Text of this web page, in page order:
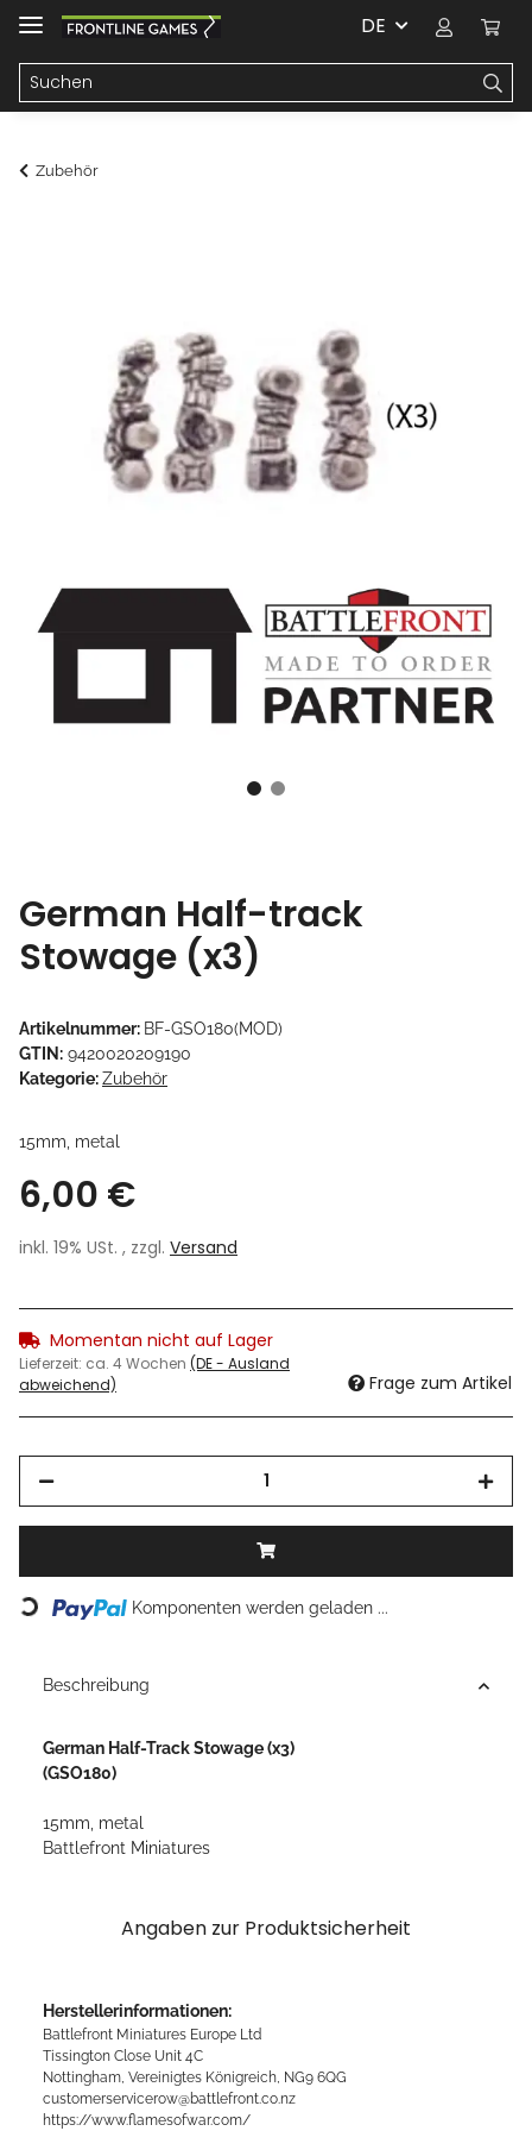
DE
Zubehör
German Half-track
Stowage (x3)
Artikelnummer: BF-GSO180(MOD)
GTIN: 9420020209190
Kategorie:Zubehör
15mm, metal
6,00 €
inkl. 19% USt. , zzgl. Versand
Momentan nicht auf Lager
Lieferzeit: ca. 4 Wochen (DE - Ausland
abweichend)
Frage zum Artikel
Loading... Komponenten werden geladen ...
Beschreibung
German Half-Track Stowage (x3)
(GSO180)
15mm, metal
Battlefront Miniatures
Angaben zur Produktsicherheit
Herstellerinformationen:
Battlefront Miniatures Europe Ltd
Tissington Close Unit 4C
Nottingham, Vereinigtes Königreich, NG9 6QG
customerservicerow@battlefront.co.nz
https://www.flamesofwar.com/